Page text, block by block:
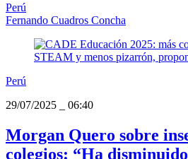
Perú
Fernando Cuadros Concha
Perú
29/07/2025
06:40
Morgan Quero sobre
colegios: “Ha